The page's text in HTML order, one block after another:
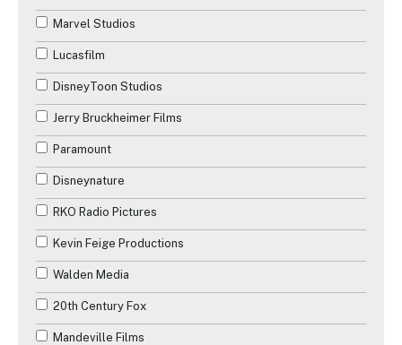
Guerre
Historique
Horreur
Musique
Mystère
Romance
Science-Fiction
Téléfilm
Thriller
Western
Les années 2000
Les années 2010
Les années 2020
Les années 2030
Marvel Studios
Lucasfilm
DisneyToon Studios
Jerry Bruckheimer Films
Paramount
Disneynature
RKO Radio Pictures
Kevin Feige Productions
Walden Media
20th Century Fox
Mandeville Films